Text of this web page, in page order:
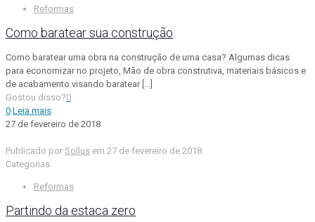
Reformas
Como baratear sua construção
Como baratear uma obra na construção de uma casa? Algumas dicas
para economizar no projeto, Mão de obra construtiva, materiais básicos e
de acabamento visando baratear[…]
Gostou disso?0
0 Leia mais
27 de fevereiro de 2018
Publicado por Sollus em 27 de fevereiro de 2018
Categorias
Reformas
Partindo da estaca zero